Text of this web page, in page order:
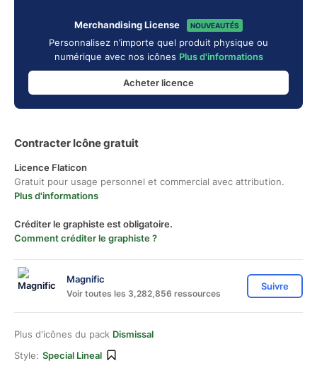
Merchandising License NOUVEAUTÉS
Personnalisez n’importe quel produit physique ou
numérique avec nos icônes Plus d'informations
Acheter licence
Contracter Icône gratuit
Licence Flaticon
Gratuit pour usage personnel et commercial avec attribution.
Plus d'informations
Créditer le graphiste est obligatoire.
Comment créditer le graphiste ?
Magnific
Voir toutes les 3,282,856 ressources
Suivre
Plus d'icônes du pack Dismissal
Style: Special Lineal